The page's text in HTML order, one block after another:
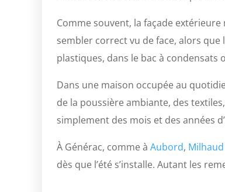
Comme souvent, la façade
sembler correct vu de face, alors
plastiques, dans le bac à condensats
Dans une maison occupée au
de la poussière ambiante, des
simplement des mois et des années
À Générac, comme à Aubord, Milhaud
dès que l’été s’installe. Autant les